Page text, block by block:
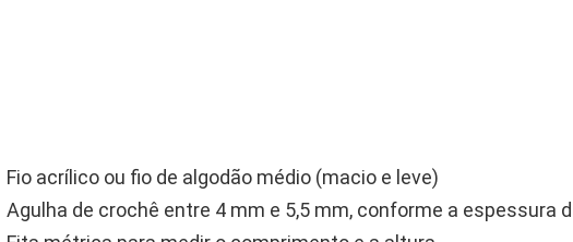
Fio acrílico ou fio de algodão médio (macio e leve)
Agulha de crochê entre 4 mm e 5,5 mm, conforme a espessura